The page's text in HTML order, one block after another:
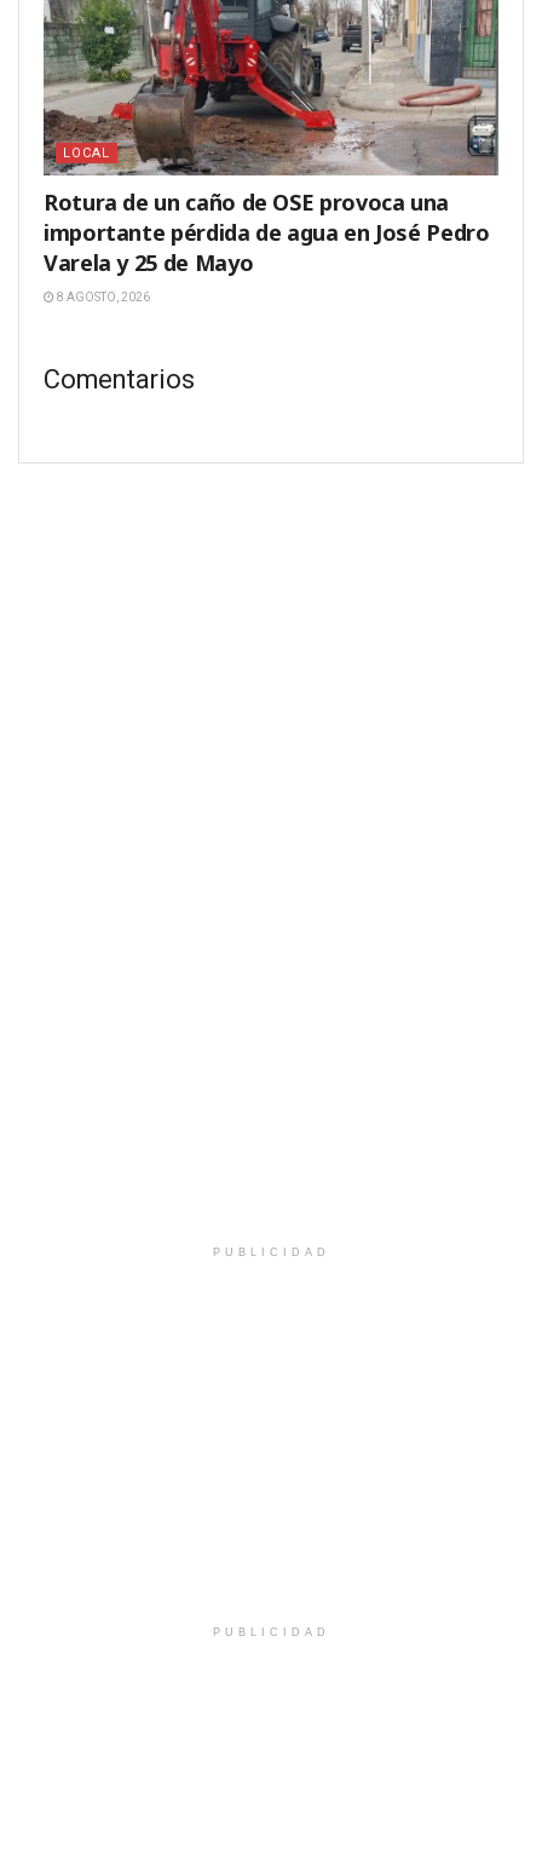
LOCAL
Rotura de un caño de OSE provoca una
importante pérdida de agua en José Pedro
Varela y 25 de Mayo
8 AGOSTO, 2026
Comentarios
PUBLICIDAD
PUBLICIDAD